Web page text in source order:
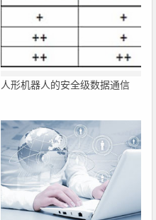
人形机器人的安全级数据通信